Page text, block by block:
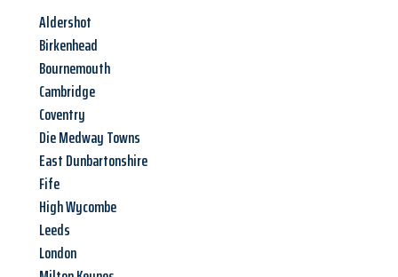
Aldershot
Birkenhead
Bournemouth
Cambridge
Coventry
Die Medway Towns
East Dunbartonshire
Fife
High Wycombe
Leeds
London